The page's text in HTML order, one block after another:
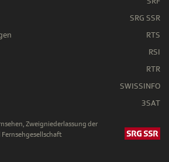
SRG SSR
RTS
RSI
RTR
SWISSINFO
3SAT
Zweigniederlassung der